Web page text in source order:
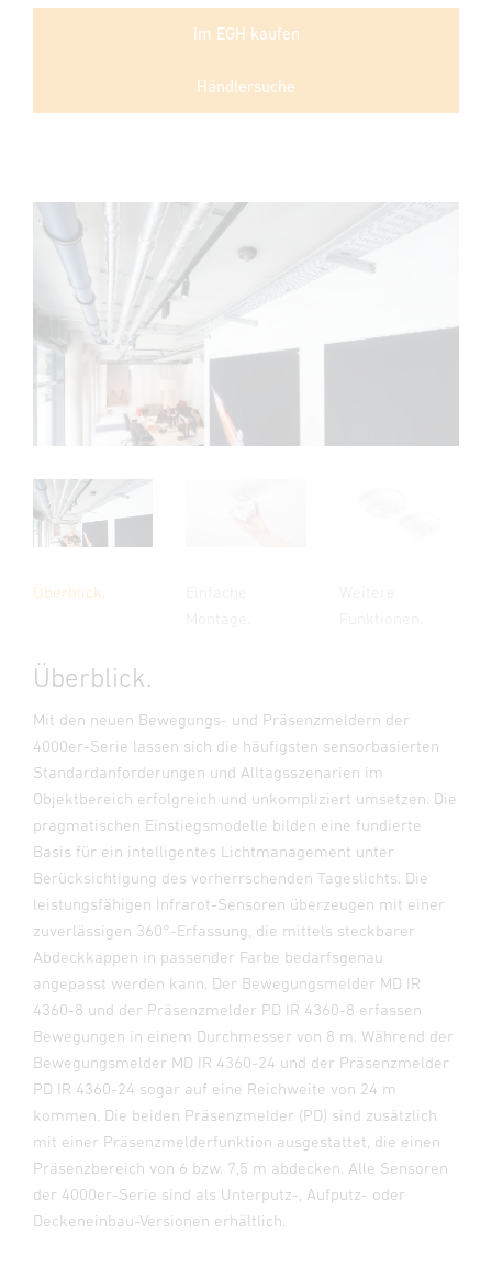
Im EGH kaufen
Händlersuche
Überblick.
Überblick.
Mit den neuen Bewegungs- und Präsenzmeldern der
4000er-Serie lassen sich die häufigsten sensorbasierten
Standardanforderungen und Alltagsszenarien im
Objektbereich erfolgreich und unkompliziert umsetzen. Die
pragmatischen Einstiegsmodelle bilden eine fundierte
Basis für ein intelligentes Lichtmanagement unter
Berücksichtigung des vorherrschenden Tageslichts. Die
leistungsfähigen Infrarot-Sensoren überzeugen mit einer
zuverlässigen 360°-Erfassung, die mittels steckbarer
Abdeckkappen in passender Farbe bedarfsgenau
angepasst werden kann. Der Bewegungsmelder MD IR
4360-8 und der Präsenzmelder PD IR 4360-8 erfassen
Bewegungen in einem Durchmesser von 8 m. Während der
Bewegungsmelder MD IR 4360-24 und der Präsenzmelder
PD IR 4360-24 sogar auf eine Reichweite von 24 m
kommen. Die beiden Präsenzmelder (PD) sind zusätzlich
mit einer Präsenzmelderfunktion ausgestattet, die einen
Präsenzbereich von 6 bzw. 7,5 m abdecken. Alle Sensoren
der 4000er-Serie sind als Unterputz-, Aufputz- oder
Deckeneinbau-Versionen erhältlich.